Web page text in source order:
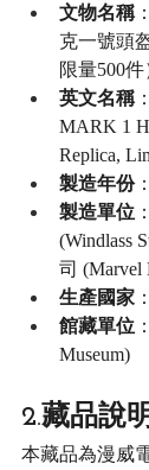
文物名稱
克一號頭
限量500件
英文名稱
MARK 1
Replica,
製造年份
製造單位
(Windlass
司 (Marvel
生產國家
館藏單位
Museum)
2.藏品說明
本藏品為漫威